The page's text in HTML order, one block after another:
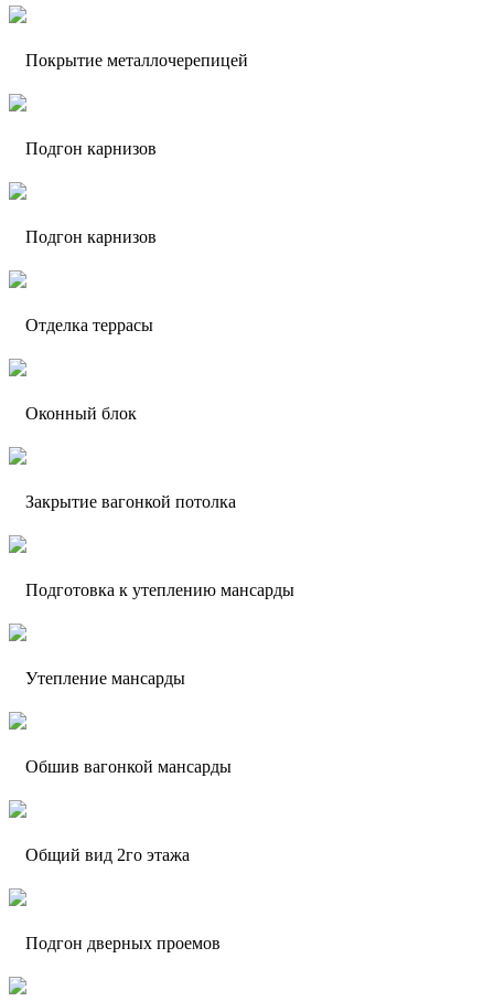
Покрытие металлочерепицей
Подгон карнизов
Подгон карнизов
Отделка террасы
Оконный блок
Закрытие вагонкой потолка
Подготовка к утеплению мансарды
Утепление мансарды
Обшив вагонкой мансарды
Общий вид 2го этажа
Подгон дверных проемов